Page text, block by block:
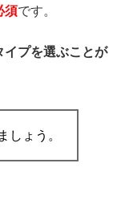
須です。
イプを選ぶことが
しょう。